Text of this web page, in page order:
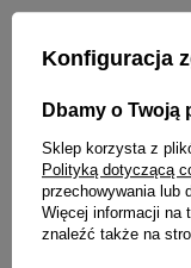
Bluza męska full-
Klasyczna bluza
Wysokiej jakości
Bluza sprawdzi
Wysoki kołnierz
Materiał nie
Konfiguracja
Dbamy o Twoją
Sklep korzysta z
Polityką dotyczącą
przechowywania lub
Więcej informacji na
znaleźć także na